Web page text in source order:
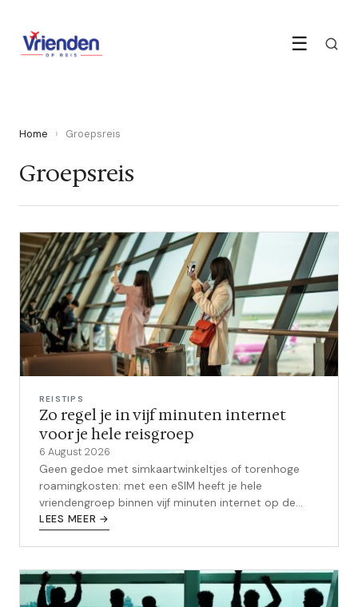
☰
Home › Groepsreis
Groepsreis
REISTIPS
Zo regel je in vijf minuten internet
voor je hele reisgroep
6 August 2026
Geen gedoe met simkaartwinkeltjes of torenhoge
roamingkosten: met een eSIM heeft je hele
vriendengroep binnen vijf minuten internet op de
bestemming.
LEES MEER →